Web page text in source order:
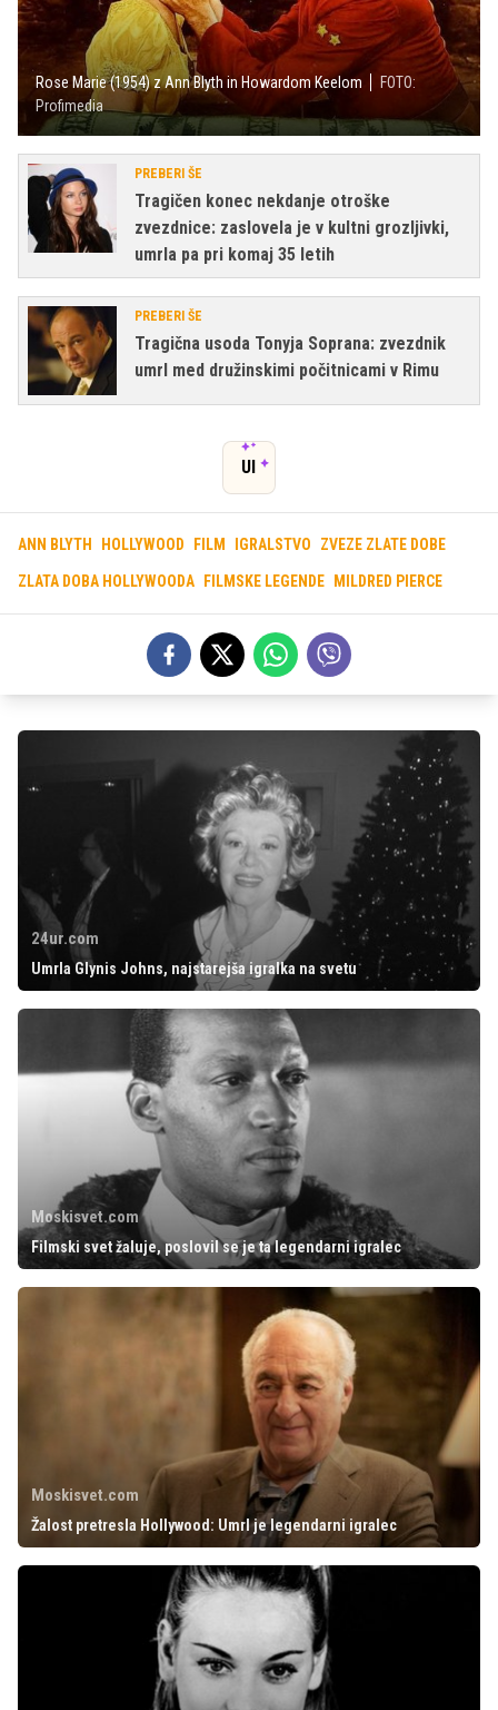
Rose Marie (1954) z Ann Blyth in Howardom Keelom
FOTO:
Profimedia
PREBERI ŠE
Tragičen konec nekdanje otroške
zvezdnice: zaslovela je v kultni grozljivki,
umrla pa pri komaj 35 letih
PREBERI ŠE
Tragična usoda Tonyja Soprana: zvezdnik
umrl med družinskimi počitnicami v Rimu
UI
ANN BLYTH HOLLYWOOD FILM IGRALSTVO ZVEZE ZLATE DOBE
ZLATA DOBA HOLLYWOODA FILMSKE LEGENDE MILDRED PIERCE
24ur.com
Umrla Glynis Johns, najstarejša igralka na svetu
Moskisvet.com
Filmski svet žaluje, poslovil se je ta legendarni igralec
Moskisvet.com
Žalost pretresla Hollywood: Umrl je legendarni igralec